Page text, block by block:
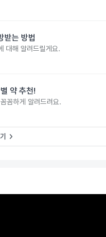
받는 방법
대해 알려드릴게요.
약 추천!
꼼하게 알려드려요.
keyboard_arrow_right